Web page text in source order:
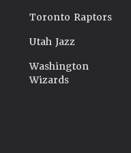
Toronto Raptors
Utah Jazz
Washington
Wizards